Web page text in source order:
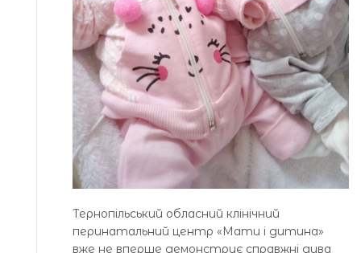
Тернопільський обласний клінічний
перинатальний центр «Мати і дитина»
вже не вперше демонструє справжні дива